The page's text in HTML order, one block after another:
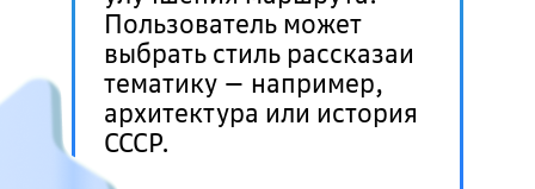
Пользователь может
выбрать стиль рассказаи
тематику — например,
архитектура или история
СССР.